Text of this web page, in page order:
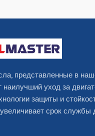
представленные в
наилучший уход за
защиты и
срок службы